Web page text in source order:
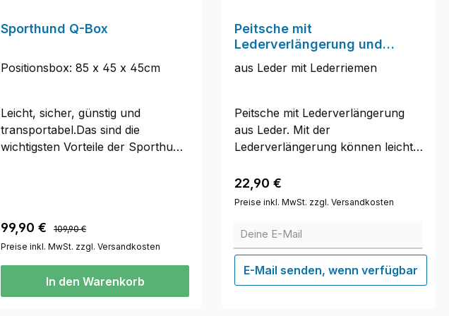
Durchmesser Stangen 3,5
cmGewicht: 17 kg
Sporthund Q-Box
Positionsbox: 85 x 45 x 45cm
Leicht, sicher, günstig und
transportabel.Das sind die
wichtigsten Vorteile der Sporthund
Stecksystem einfach
umzusetzen.Das Quadro-System
ist für den Innen- und
Außenbereich konzipiert. Das
Material ist witterungsbeständig.
Verkaufspreis:
99,90 € Regulärer Preis:
109,90 €
Preise inkl. MwSt. zzgl. Versandkosten
In den Warenkorb
Peitsche mit
Lederverlängerung und
aus Leder mit Lederriemen
Peitsche mit Lederverlängerung
aus Leder. Mit der
Lederverlängerung können leichte
werden.Länge: 62 cmHinweis:Bitte
beachten, dass es sich um ein
daher sind kleine Abweichungen
bei der Farbe und/oder der Maße
möglich. Technische Änderungen
vorbehalten.
Regulärer Preis:
22,90 €
Preise inkl. MwSt. zzgl. Versandkosten
Deine E-Mail
E-Mail senden, wenn verfügbar